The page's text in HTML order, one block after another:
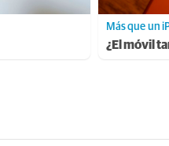
Más que un
¿El móvil